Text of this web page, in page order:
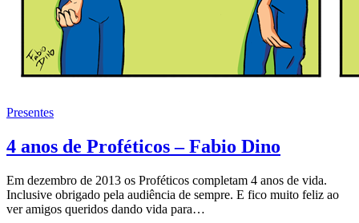
Presentes
4 anos de Proféticos – Fabio Dino
Em dezembro de 2013 os Proféticos completam 4 anos de vida.
Inclusive obrigado pela audiência de sempre. E fico muito feliz ao
ver amigos queridos dando vida para…